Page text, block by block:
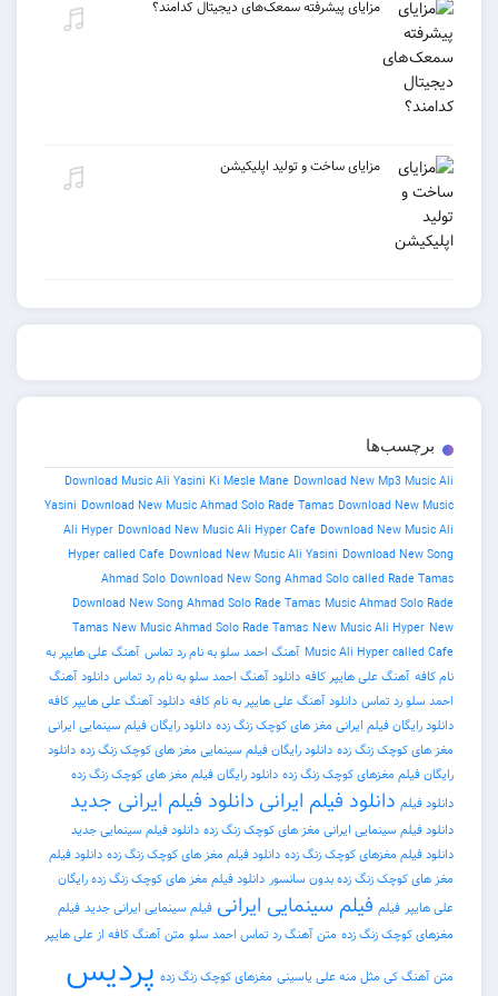
مزایای پیشرفته سمعک‌های دیجیتال کدامند؟
مزایای ساخت و تولید اپلیکیشن
Download Music Ali Yasini Ki Mesle Mane Download New
Yasini Download New Music Ahmad Solo Rade Tamas Download
Ali Hyper Download New Music Ali Hyper Cafe Download
Hyper called Cafe Download New Music Ali Yasini Download
Ahmad Solo Download New Song Ahmad Solo called
Download New Song Ahmad Solo Rade Tamas Music Ahmad
Tamas New Music Ahmad Solo Rade Tamas New Music Ali
Music Ali Hyper آهنگ احمد سلو به نام رد تماس آهنگ علی هایپر به
علی هایپر کافه دانلود آهنگ احمد سلو به نام رد تماس دانلود آهنگ
دانلود آهنگ علی هایپر به نام کافه دانلود آهنگ علی هایپر کافه
فیلم ایرانی مغز های کوچک زنگ زده دانلود رایگان فیلم سینمایی ایرانی
زنگ زده دانلود رایگان فیلم سینمایی مغز های کوچک زنگ زده دانلود
مغزهای کوچک زنگ زده دانلود رایگان فیلم مغز های کوچک زنگ زده
دانلود فیلم ایرانیدانلود فیلم ایرانی جدید
سینمایی ایرانی مغز های کوچک زنگ زده دانلود فیلم سینمایی جدید
مغزهای کوچک زنگ زده دانلود فیلم مغز های کوچک زنگ زده دانلود فیلم
زنگ زده بدون سانسور دانلود فیلم مغز های کوچک زنگ زده رایگان
فیلم سینمایی ایرانی فیلم سینمایی ایرانی جدید فیلم
زنگ زده متن آهنگ رد تماس احمد سلو متن آهنگ کافه از علی هایپر
مثل منه علی یاسینی مغزهای کوچک زنگ زده پردیس